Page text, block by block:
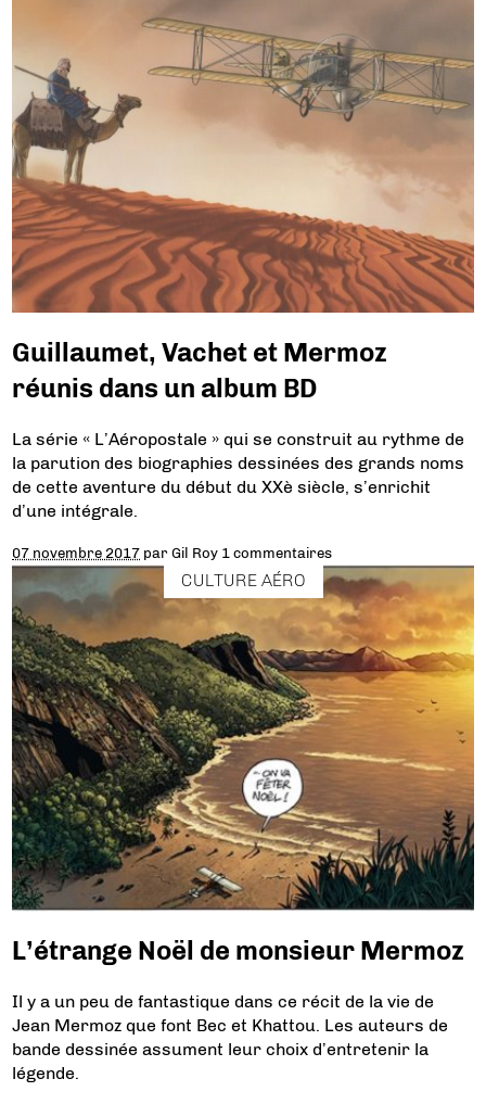
Guillaumet, Vachet et Mermoz
réunis dans un album BD
La série « L’Aéropostale » qui se construit au rythme de
la parution des biographies dessinées des grands noms
de cette aventure du début du XXè siècle, s’enrichit
d’une intégrale.
07 novembre 2017 parGil Roy 1 commentaires
CULTURE AÉRO
L’étrange Noël de monsieur Mermoz
Il y a un peu de fantastique dans ce récit de la vie de
Jean Mermoz que font Bec et Khattou. Les auteurs de
bande dessinée assument leur choix d’entretenir la
légende.